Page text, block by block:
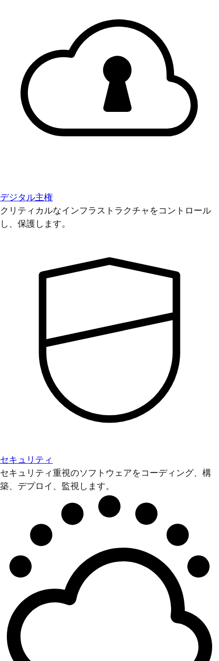
デジタル主権
クリティカルなインフラストラクチャをコントロール
し、保護します。
セキュリティ
セキュリティ重視のソフトウェアをコーディング、構
築、デプロイ、監視します。